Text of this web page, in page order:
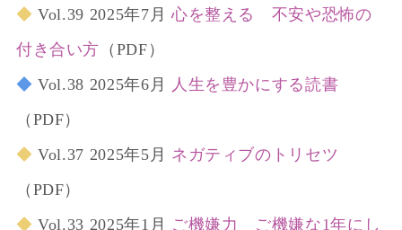
◆ Vol.39 2025年7月心を整える 不安や恐怖の
付き合い方 （PDF）
◆ Vol.38 2025年6月
人生を豊かにする読書
（PDF）
◆ Vol.37 2025年5月 ネガティブのトリセツ
（PDF）
◆ Vol.33 2025年1月
ご機嫌力 ご機嫌な1年にし